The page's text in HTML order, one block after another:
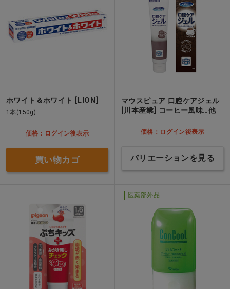
ホワイト＆ホワイト [LION]
1本(150g)
価格：ログイン後表示
買い物カゴ
マウスピュア 口腔ケアジェル
[川本産業] コーヒー風味…他
価格：ログイン後表示
バリエーションを見る
医薬部外品